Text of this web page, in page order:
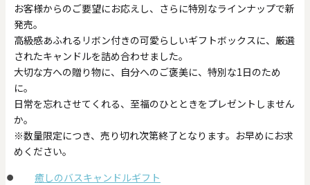
お客様からのご要望にお応えし、さらに特別なラインナップで新
発売。
高級感あふれるリボン付きの可愛らしいギフトボックスに、厳選
されたキャンドルを詰め合わせました。
大切な方への贈り物に、自分へのご褒美に、特別な1日のため
に。
日常を忘れさせてくれる、至福のひとときをプレゼントしません
か。
※数量限定につき、売り切れ次第終了となります。お早めにお求
めください。
癒しのバスキャンドルギフト